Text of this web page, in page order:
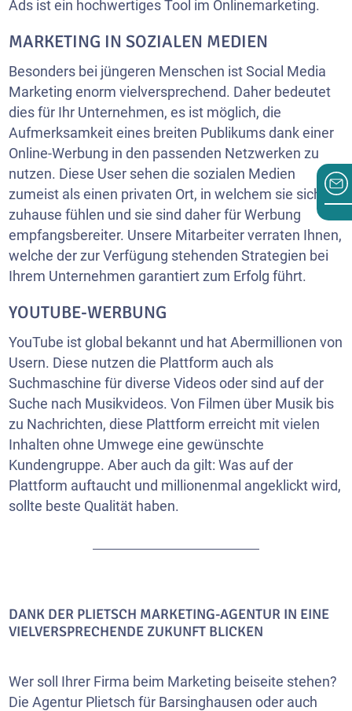
Ads ist ein hochwertiges Tool im Onlinemarketing.
MARKETING IN SOZIALEN MEDIEN
Besonders bei jüngeren Menschen ist Social Media
Marketing enorm vielversprechend. Daher bedeutet
dies für Ihr Unternehmen, es ist möglich, die
Aufmerksamkeit eines breiten Publikums dank einer
Online-Werbung in den passenden Netzwerken zu
nutzen. Diese User sehen die sozialen Medien
zumeist als einen privaten Ort, in welchem sie sich
zuhause fühlen und sie sind daher für Werbung
empfangsbereiter. Unsere Mitarbeiter verraten Ihnen,
welche der zur Verfügung stehenden Strategien bei
Ihrem Unternehmen garantiert zum Erfolg führt.
YOUTUBE-WERBUNG
YouTube ist global bekannt und hat Abermillionen von
Usern. Diese nutzen die Plattform auch als
Suchmaschine für diverse Videos oder sind auf der
Suche nach Musikvideos. Von Filmen über Musik bis
zu Nachrichten, diese Plattform erreicht mit vielen
Inhalten ohne Umwege eine gewünschte
Kundengruppe. Aber auch da gilt: Was auf der
Plattform auftaucht und millionenmal angeklickt wird,
sollte beste Qualität haben.
DANK DER PLIETSCH MARKETING-AGENTUR IN EINE
VIELVERSPRECHENDE ZUKUNFT BLICKEN
Wer soll Ihrer Firma beim Marketing beiseite stehen?
Die Agentur Plietsch für Barsinghausen oder auch